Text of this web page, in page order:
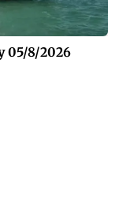
05/8/2026